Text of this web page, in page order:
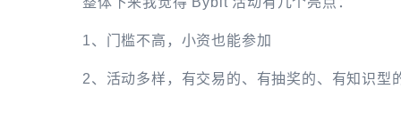
1、门槛不高，小资也能参加
2、活动多样，有交易的、有抽奖的、有知识型